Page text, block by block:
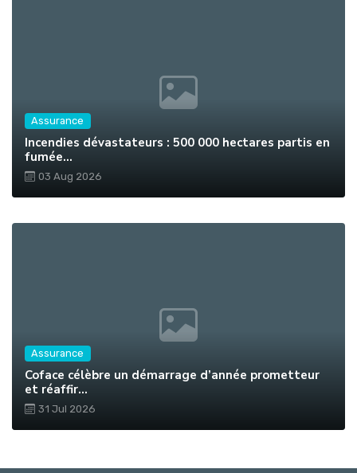
Assurance
Incendies dévastateurs : 500 000 hectares partis en
fumée...
03 Aug 2026
Assurance
Coface célèbre un démarrage d’année prometteur
et réaffir...
31 Jul 2026